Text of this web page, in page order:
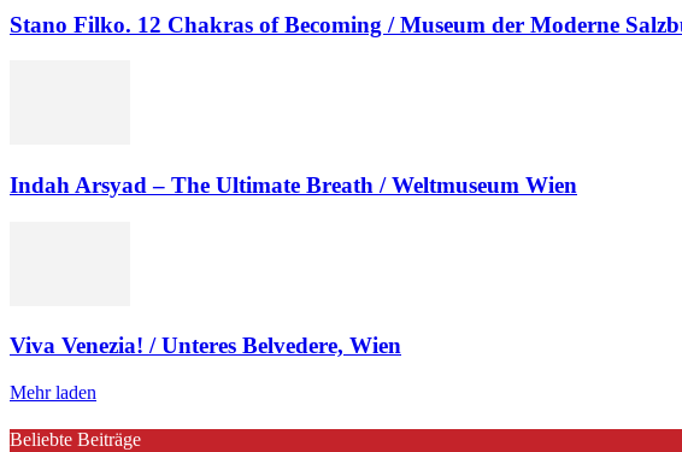
Stano Filko. 12 Chakras of Becoming / Museum der Moderne
Indah Arsyad – The Ultimate Breath / Weltmuseum Wien
Viva Venezia! / Unteres Belvedere, Wien
Mehr laden
Beliebte Beiträge